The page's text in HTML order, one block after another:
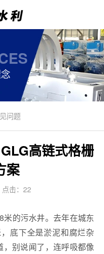
问题
高链式格栅
案
点击：22
的污水井。去年在城东
底下全是淤泥和腐烂杂
别说闻了，连呼吸都像